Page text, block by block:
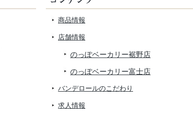
商品情報
店舗情報
のっぽベーカリー裾野店
のっぽベーカリー富士店
バンデロールのこだわり
求人情報